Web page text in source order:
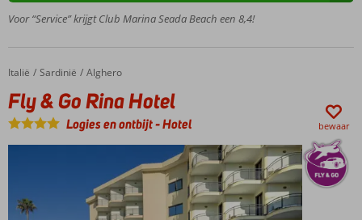
O.b.v. All
Inclusive
Voor “Service” krijgt Club Marina Seada Beach een 8,4!
Home
Italië Sardinië Alghero
Fly & Go Rina Hotel
Fly & Go Rina Hotel
Logies en ontbijt-Hotel bewaar